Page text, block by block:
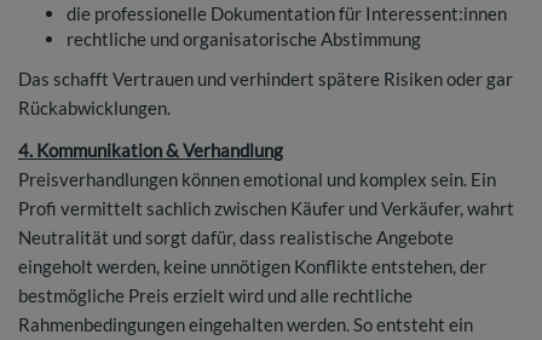
die professionelle Dokumentation für Interessent:innen
rechtliche und organisatorische Abstimmung
Das schafft Vertrauen und verhindert spätere Risiken oder gar
Rückabwicklungen.
4. Kommunikation & Verhandlung
Preisverhandlungen können emotional und komplex sein. Ein
Profi vermittelt sachlich zwischen Käufer und Verkäufer, wahrt
Neutralität und sorgt dafür, dass realistische Angebote
eingeholt werden, keine unnötigen Konflikte entstehen, der
bestmögliche Preis erzielt wird und alle rechtliche
Rahmenbedingungen eingehalten werden. So entsteht ein